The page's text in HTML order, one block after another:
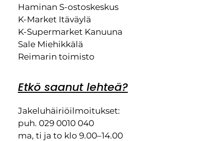
Haminan S-ostoskeskus
K-Market Itäväylä
K-Supermarket Kanuuna
Sale Miehikkälä
Reimarin toimisto
Etkö saanut lehteä?
Jakeluhäiriöilmoitukset:
puh. 029 0010 040
ma, ti ja to klo 9.00–14.00